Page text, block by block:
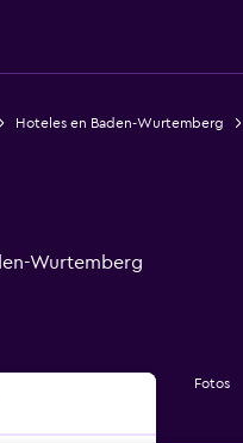
Hoteles en Baden-Wurtemberg
Wurtemberg
Fotos